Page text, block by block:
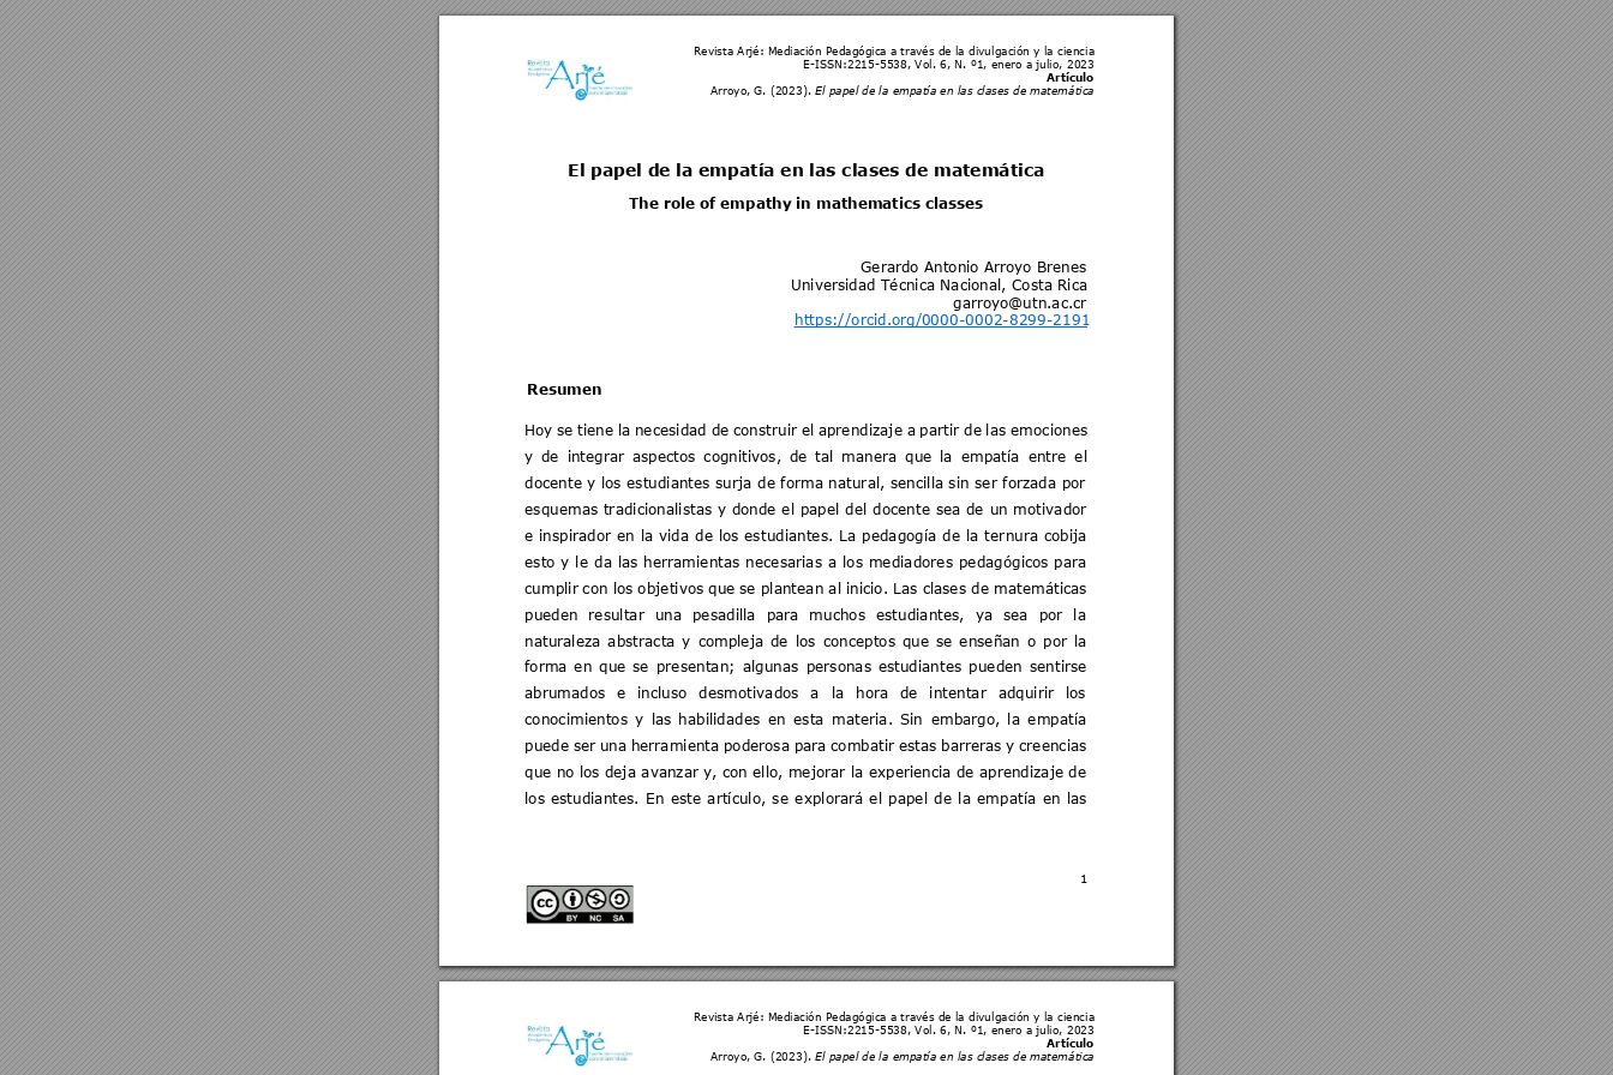
1
Revista Arjé: Mediación Pedagógica a través de la divulgación y la ciencia
E-ISSN:2215-5538, Vol. 6, N. º1, enero a julio, 2023
Artículo
Arroyo, G. (2023). El papel de la empatía en las clases de matemática
El papel de la empatía en las clases de matemática
The role of empathy in mathematics classes
Gerardo Antonio Arroyo Brenes
Universidad Técnica Nacional, Costa Rica
garroyo@utn.ac.cr
https://orcid.org/0000-0002-8299-2191
Resumen
Hoy se tiene la necesidad de construir el aprendizaje a partir de las emociones
y de integrar aspectos cognitivos, de tal manera que la empatía entre el
docente y los estudiantes surja de forma natural, sencilla sin ser forzada por
esquemas tradicionalistas y donde el papel del docente sea de un motivador
e inspirador en la vida de los estudiantes. La pedagogía de la ternura cobija
esto y le da las herramientas necesarias a los mediadores pedagógicos para
cumplir con los objetivos que se plantean al inicio. Las clases de matemáticas
pueden
resultar una pesadilla para muchos estudiantes, ya sea por
la
naturaleza abstracta y compleja de los conceptos que se enseñan o por la
forma en que se presentan; algunas personas estudiantes pueden sentirse
abrumados e incluso desmotivados a la hora de intentar adquirir
los
conocimientos y las habilidades en esta materia. Sin embargo, la empatía
puede ser una herramienta poderosa para combatir estas barreras y creencias
que no los deja avanzar y, con ello, mejorar la experiencia de aprendizaje de
los estudiantes. En este artículo, se explorará el papel de la empatía en las
Revista Arjé: Mediación Pedagógica a través de la divulgación y la ciencia
E-ISSN:2215-5538, Vol. 6, N. º1, enero a julio, 2023
Artículo
Arroyo, G. (2023). El papel de la empatía en las clases de matemática